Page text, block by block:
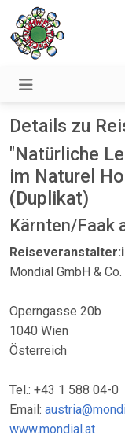
Details zu
"Natürliche
im Naturel
(Duplikat)
Kärnten/Faak
Mondial GmbH & Co.
Operngasse 20b
1040 Wien
Österreich
Tel.: +43 1 588 04-0
Email:
www.mondial.at